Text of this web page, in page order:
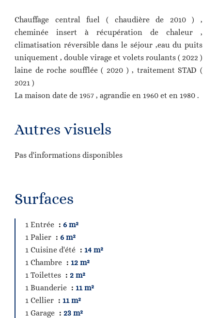
Chauffage central fuel ( chaudière de 2010 ) ,
cheminée insert à récupération de chaleur ,
climatisation réversible dans le séjour ,eau du puits
uniquement , double virage et volets roulants ( 2022 )
laine de roche soufflée ( 2020 ) , traitement STAD (
2021 )
La maison date de 1957 , agrandie en 1960 et en 1980 .
Autres visuels
Pas d'informations disponibles
Surfaces
1 Entrée
6 m²
1 Palier
6 m²
1 Cuisine d'été
14 m²
1 Chambre
12 m²
1 Toilettes
2 m²
1 Buanderie
11 m²
1 Cellier
11 m²
1 Garage
23 m²